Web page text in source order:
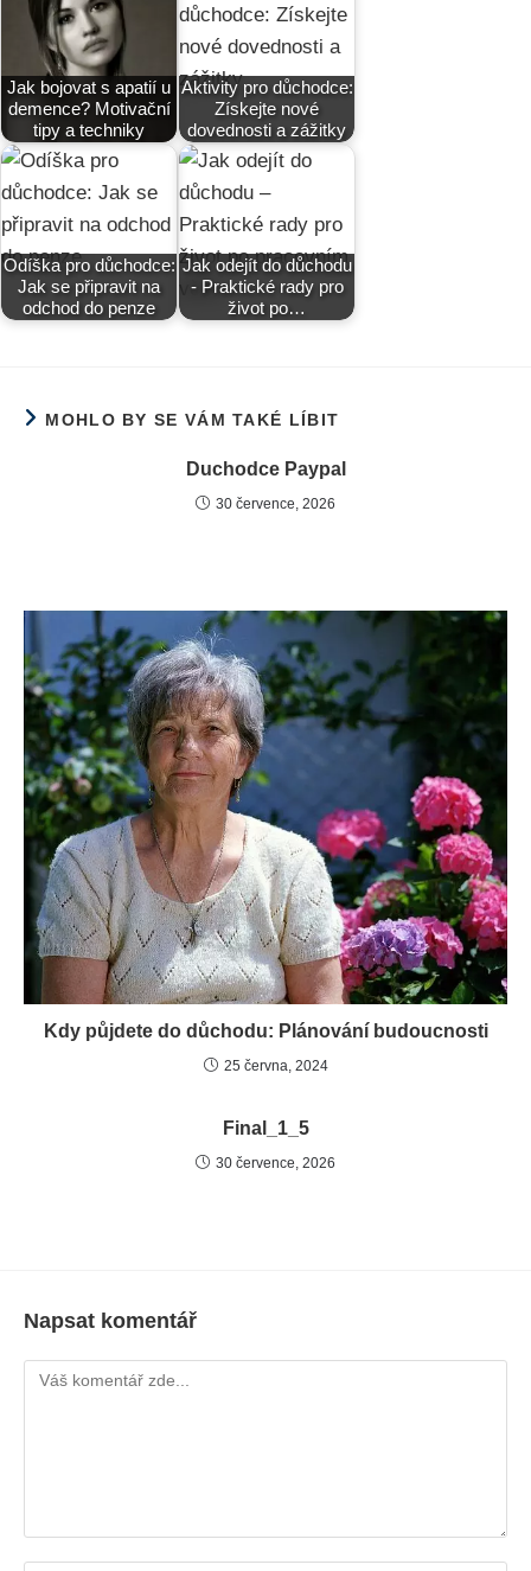
Jak bojovat s apatií u
demence? Motivační
tipy a techniky
Aktivity pro důchodce:
Získejte nové
dovednosti a zážitky
Odíška pro důchodce:
Jak se připravit na
odchod do penze
Jak odejít do důchodu
- Praktické rady pro
život po…
MOHLO BY SE VÁM TAKÉ LÍBIT
Duchodce Paypal
30 července, 2026
Kdy půjdete do důchodu: Plánování budoucnosti
25 června, 2024
Final_1_5
30 července, 2026
Napsat komentář